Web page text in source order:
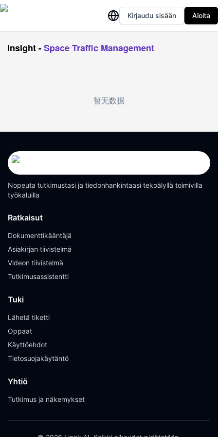
Kirjaudu sisään Aloita
Insight-Space Traffic Management
暂无数据
Nopeuta tutkimustasi ja tiedonhankintaasi tekoälyllä toimivilla
työkaluilla
Ratkaisut
Dokumenttikääntäjä
Asiakirjan tiivistelmä
Videon tiivistelmä
Tutkimusassistentti
Tuki
Lähetä tiketti
Oppaat
Käyttöehdot
Tietosuojakäytäntö
Yhtiö
Tutkimus ja näkemykset